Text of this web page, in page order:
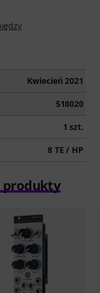
Kwiecień 2021
518020
1 szt.
8 TE / HP
produkty